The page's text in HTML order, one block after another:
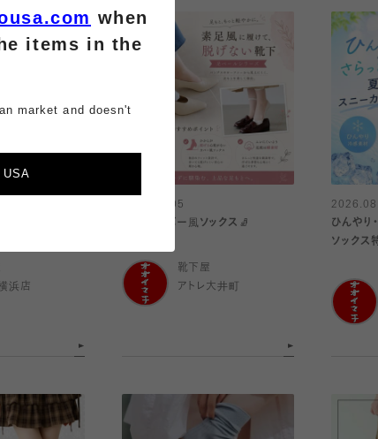
浜店
2026.08.05
人気のカバー風ソックス🧦
靴下屋
アトレ大井町
ひんやり
ソックス
when
items in the
market and doesn't
USA